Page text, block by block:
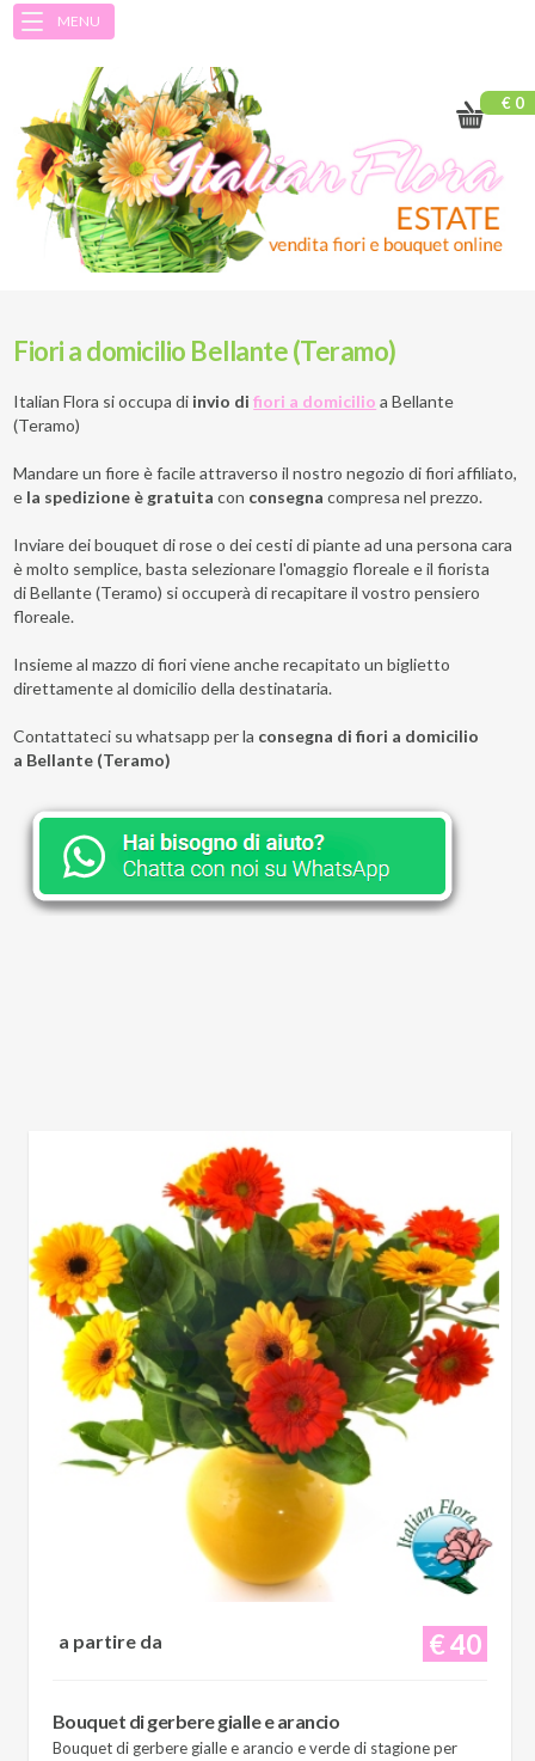
MENU
€ 0
Fiori a domicilio Bellante (Teramo)
Italian Flora si occupa di invio difiori a domicilio a Bellante
(Teramo)
Mandare un fiore è facile attraverso il nostro negozio di fiori affiliato,
e la spedizione è gratuita con consegna compresa nel prezzo.
Inviare dei bouquet di rose o dei cesti di piante ad una persona cara
è molto semplice, basta selezionare l'omaggio floreale e il fiorista
di Bellante (Teramo) si occuperà di recapitare il vostro pensiero
floreale.
Insieme al mazzo di fiori viene anche recapitato un biglietto
direttamente al domicilio della destinataria.
Contattateci su whatsapp per la consegna di fiori a domicilio
a Bellante (Teramo)
€ 40
a partire da
Bouquet di gerbere gialle e arancio
Bouquet di gerbere gialle e arancio e verde di stagione per